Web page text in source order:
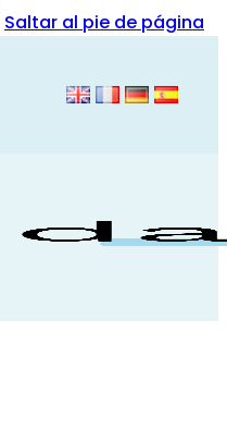
Saltar al pie de página